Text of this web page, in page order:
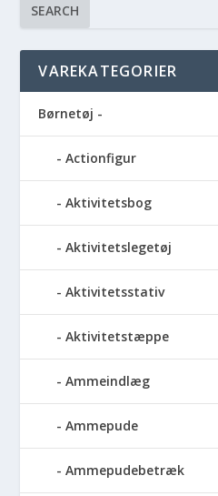
SEARCH
VAREKATEGORIER
Børnetøj -
Actionfigur
Aktivitetsbog
Aktivitetslegetøj
Aktivitetsstativ
Aktivitetstæppe
Ammeindlæg
Ammepude
Ammepudebetræk